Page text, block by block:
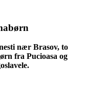
nær Brasov, to
fra Pucioasa og